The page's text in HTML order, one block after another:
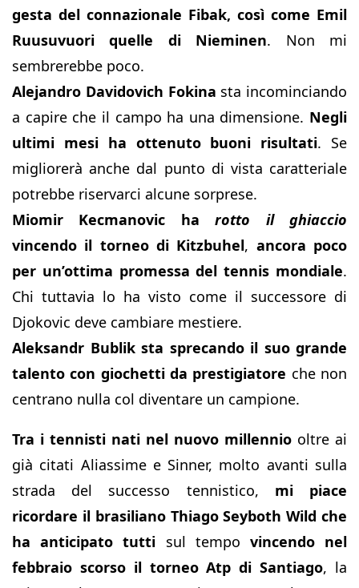
gesta del connazionale Fibak, così come Emil
Ruusuvuori quelle di Nieminen. Non mi
sembrerebbe poco.
Alejandro Davidovich Fokina sta incominciando
a capire che il campo ha una dimensione. Negli
ultimi mesi ha ottenuto buoni risultati. Se
migliorerà anche dal punto di vista caratteriale
potrebbe riservarci alcune sorprese.
Miomir Kecmanovic harotto il ghiaccio
vincendo il torneo di Kitzbuhel, ancora poco
per un’ottima promessa del tennis mondiale.
Chi tuttavia lo ha visto come il successore di
Djokovic deve cambiare mestiere.
Aleksandr Bublik sta sprecando il suo grande
talento con giochetti da prestigiatore che non
centrano nulla col diventare un campione.
Tra i tennisti nati nel nuovo millennio oltre ai
già citati Aliassime e Sinner, molto avanti sulla
strada del successo tennistico, mi piace
ricordare il brasiliano Thiago Seyboth Wild che
ha anticipato tutti sul tempo vincendo nel
febbraio scorso il torneo Atp di Santiago, la